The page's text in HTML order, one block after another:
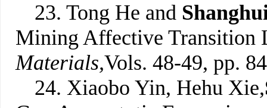
23. Tong He and
Mining Affective Transition
Materials,Vols. 48-49, pp.
24. Xiaobo Yin, Hehu Xie,